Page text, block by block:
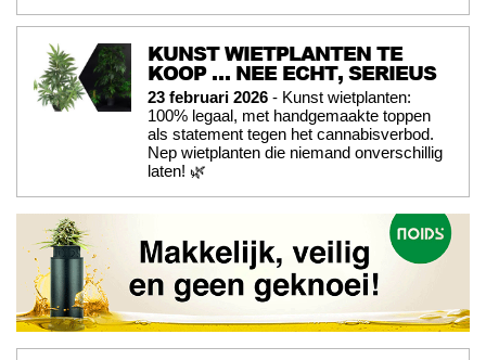
KUNST WIETPLANTEN TE
KOOP … NEE ECHT, SERIEUS
23 februari 2026 - Kunst wietplanten:
100% legaal, met handgemaakte toppen
als statement tegen het cannabisverbod.
Nep wietplanten die niemand onverschillig
laten! 🌿